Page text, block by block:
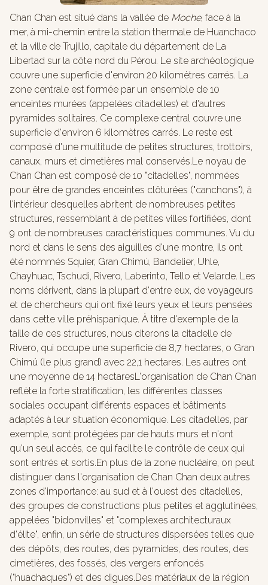
Chan Chan est situé dans la vallée de Moche, face à la
mer, à mi-chemin entre la station thermale de Huanchaco
et la ville de Trujillo, capitale du département de La
Libertad sur la côte nord du Pérou. Le site archéologique
couvre une superficie d'environ 20 kilomètres carrés. La
zone centrale est formée par un ensemble de 10
enceintes murées (appelées citadelles) et d'autres
pyramides solitaires. Ce complexe central couvre une
superficie d'environ 6 kilomètres carrés. Le reste est
composé d'une multitude de petites structures, trottoirs,
canaux, murs et cimetières mal conservés.Le noyau de
Chan Chan est composé de 10 "citadelles", nommées
pour être de grandes enceintes clôturées ("canchons"), à
l'intérieur desquelles abritent de nombreuses petites
structures, ressemblant à de petites villes fortifiées, dont
9 ont de nombreuses caractéristiques communes. Vu du
nord et dans le sens des aiguilles d'une montre, ils ont
été nommés Squier, Gran Chimú, Bandelier, Uhle,
Chayhuac, Tschudi, Rivero, Laberinto, Tello et Velarde. Les
noms dérivent, dans la plupart d'entre eux, de voyageurs
et de chercheurs qui ont fixé leurs yeux et leurs pensées
dans cette ville préhispanique. À titre d'exemple de la
taille de ces structures, nous citerons la citadelle de
Rivero, qui occupe une superficie de 8,7 hectares, o Gran
Chimú (le plus grand) avec 22,1 hectares. Les autres ont
une moyenne de 14 hectaresL'organisation de Chan Chan
reflète la forte stratification, les différentes classes
sociales occupant différents espaces et bâtiments
adaptés à leur situation économique. Les citadelles, par
exemple, sont protégées par de hauts murs et n'ont
qu'un seul accès, ce qui facilite le contrôle de ceux qui
sont entrés et sortis.En plus de la zone nucléaire, on peut
distinguer dans l'organisation de Chan Chan deux autres
zones d'importance: au sud et à l'ouest des citadelles,
des groupes de constructions plus petites et agglutinées,
appelées "bidonvilles" et "complexes architecturaux
d'élite", enfin, un série de structures dispersées telles que
des dépôts, des routes, des pyramides, des routes, des
cimetières, des fossés, des vergers enfoncés
("huachaques") et des digues.Des matériaux de la région